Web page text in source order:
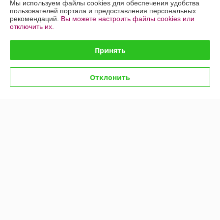
Контакты
Доставка и оплата
Мы используем файлы cookies для обеспечения удобства
пользователей портала и предоставления персональных
рекомендаций. Вы можете настроить файлы cookies или
отключить их.
Принять
Отклонить